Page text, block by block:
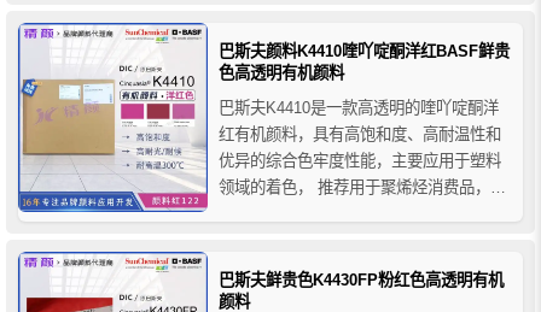
胺固化体系和空气干燥体系等。
巴斯夫颜料K4410喹吖啶酮洋红BASF鲜贵
色高透明有机颜料
巴斯夫K4410是一款高透明的喹吖啶酮洋
红有机颜料，具有高饱和度、高耐温性和
优异的综合色牢度性能，主要应用于塑料
领域的着色， 推荐用于聚烯烃消费品，包
巴斯夫鲜贵色K4430FP粉红色高透明有机
颜料